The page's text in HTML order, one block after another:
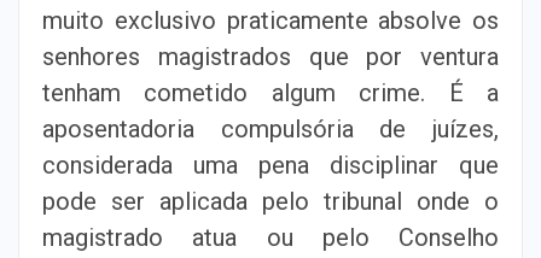
muito exclusivo praticamente absolve os
senhores magistrados que por ventura
tenham cometido algum crime. É a
aposentadoria compulsória de juízes,
considerada uma pena disciplinar que
pode ser aplicada pelo tribunal onde o
magistrado atua ou pelo Conselho